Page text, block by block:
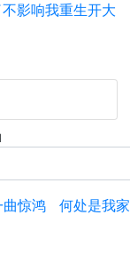
影响我重生开大
曲惊鸿 何处是我家